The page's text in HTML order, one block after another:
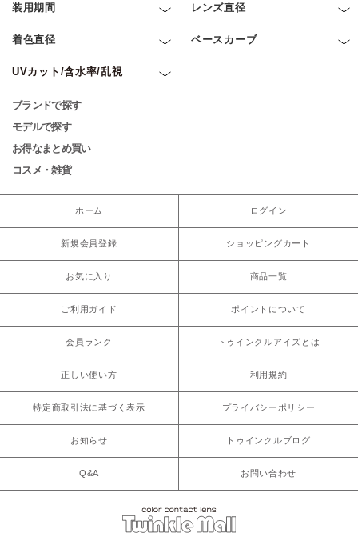
装用期間 レンズ直径
着色直径 ベースカーブ
UVカット/含水率/乱視
ブランドで探す
モデルで探す
お得なまとめ買い
コスメ・雑貨
ホーム ログイン
新規会員登録 ショッピングカート
お気に入り 商品一覧
ご利用ガイド ポイントについて
会員ランク トゥインクルアイズとは
正しい使い方 利用規約
特定商取引法に基づく表示 プライバシーポリシー
お知らせ トゥインクルブログ
Q&A お問い合わせ